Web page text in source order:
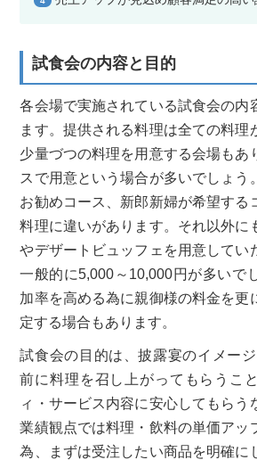
試食会の内容と目的
各会場で実施されている試食会の内
ます。提供される料理は全ての料理
少量づつの料理を用意する会場もあ
スで用意という場合が多いでしょう
お勧めコース、新郎新婦が希望する
料理に違いがあります。それ以外に
やデザートビュッフェを用意してい
一般的に5,000～10,000円が多いで
加率を高める為に親御様の料金を更
定する場合もあります。
試食会の目的は、披露宴のイメー
前に料理を召し上がってもらうこ
ィ・サービス内容に安心してもらう
業績観点では料理・飲料の単価アッ
為、まずは受注したい商品を明確に